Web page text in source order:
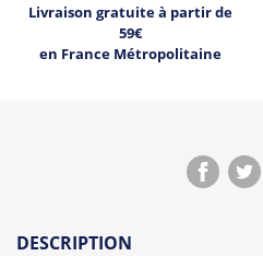
Livraison gratuite à partir de
59€
en France Métropolitaine
DESCRIPTION